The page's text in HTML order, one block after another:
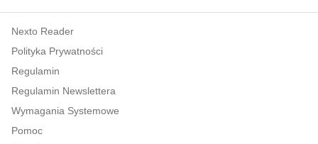
polityka, społeczno-informacyjne
psychologiczne
inne
popularno-naukowe
historia
Nexto Reader
Polityka Prywatności
Regulamin
Regulamin Newslettera
Wymagania Systemowe
Pomoc